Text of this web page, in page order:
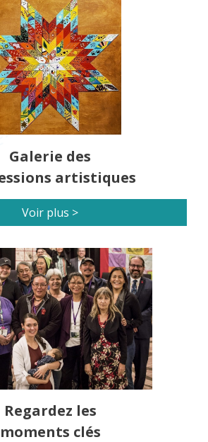
Galerie des
artistiques
Voir plus >
Regardez les
moments clés